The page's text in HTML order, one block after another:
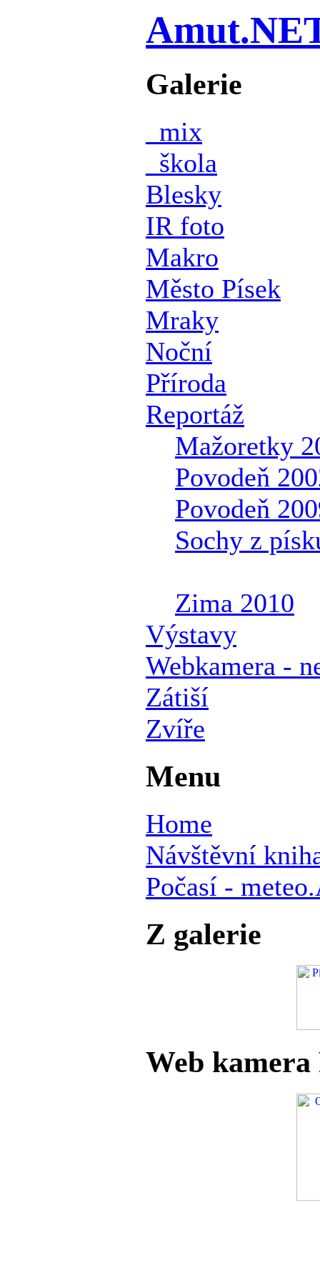
Galerie
_mix
_škola
Blesky
IR foto
Makro
Město Písek
Mraky
Noční
Příroda
Reportáž
Mažoretky
Povodeň
Povodeň
Sochy z
Zima 2010
Výstavy
Webkamera -
Zátiší
Zvíře
Menu
Home
Návštěvní
Počasí -
Z galerie
Web kamera